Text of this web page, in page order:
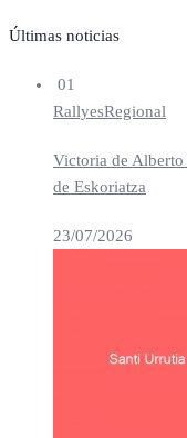
Últimas noticias
01
RallyesRegional
Victoria de
de Eskoriatza
23/07/2026